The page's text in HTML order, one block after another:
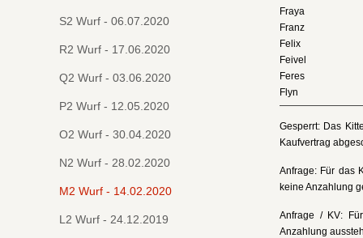
Fraya
Franz
Felix
Feivel
Feres
Flyn
Gesperrt: Das
Kaufvertrag
Anfrage: Für das
keine Anzahlung
Anfrage / KV:
Anzahlung
S2 Wurf - 06.07.2020
R2 Wurf - 17.06.2020
Q2 Wurf - 03.06.2020
P2 Wurf - 12.05.2020
O2 Wurf - 30.04.2020
N2 Wurf - 28.02.2020
M2 Wurf - 14.02.2020
L2 Wurf - 24.12.2019